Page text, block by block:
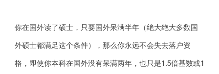
你在国外读了硕士，只要国外呆满半年（绝大绝大多数国
外硕士都满足这个条件），那么你永远不会失去落户资
格，即使你本科在国外没有呆满两年，也只是1.5倍基数或1